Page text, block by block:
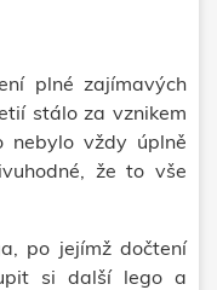
plné zajímavých
stálo za vznikem
nebylo vždy úplně
že to vše
po jejímž dočtení
si další lego a